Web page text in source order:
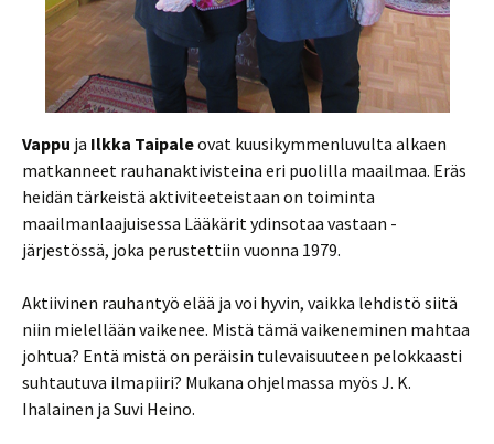
Vappu ja Ilkka Taipaleovat kuusikymmenluvulta alkaen
matkanneet rauhanaktivisteina eri puolilla maailmaa. Eräs
heidän tärkeistä aktiviteeteistaan on toiminta
maailmanlaajuisessa Lääkärit ydinsotaa vastaan -
järjestössä, joka perustettiin vuonna 1979.
Aktiivinen rauhantyö elää ja voi hyvin, vaikka lehdistö siitä
niin mielellään vaikenee. Mistä tämä vaikeneminen mahtaa
johtua? Entä mistä on peräisin tulevaisuuteen pelokkaasti
suhtautuva ilmapiiri? Mukana ohjelmassa myös J. K.
Ihalainen ja Suvi Heino.